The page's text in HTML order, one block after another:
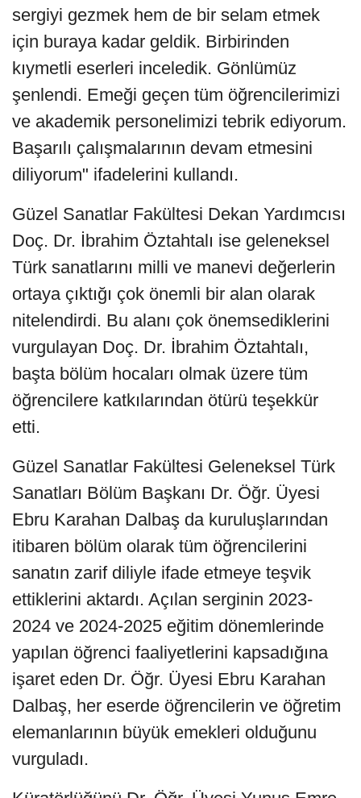
sergiyi gezmek hem de bir selam etmek
için buraya kadar geldik. Birbirinden
kıymetli eserleri inceledik. Gönlümüz
şenlendi. Emeği geçen tüm öğrencilerimizi
ve akademik personelimizi tebrik ediyorum.
Başarılı çalışmalarının devam etmesini
diliyorum" ifadelerini kullandı.
Güzel Sanatlar Fakültesi Dekan Yardımcısı
Doç. Dr. İbrahim Öztahtalı ise geleneksel
Türk sanatlarını milli ve manevi değerlerin
ortaya çıktığı çok önemli bir alan olarak
nitelendirdi. Bu alanı çok önemsediklerini
vurgulayan Doç. Dr. İbrahim Öztahtalı,
başta bölüm hocaları olmak üzere tüm
öğrencilere katkılarından ötürü teşekkür
etti.
Güzel Sanatlar Fakültesi Geleneksel Türk
Sanatları Bölüm Başkanı Dr. Öğr. Üyesi
Ebru Karahan Dalbaş da kuruluşlarından
itibaren bölüm olarak tüm öğrencilerini
sanatın zarif diliyle ifade etmeye teşvik
ettiklerini aktardı. Açılan serginin 2023-
2024 ve 2024-2025 eğitim dönemlerinde
yapılan öğrenci faaliyetlerini kapsadığına
işaret eden Dr. Öğr. Üyesi Ebru Karahan
Dalbaş, her eserde öğrencilerin ve öğretim
elemanlarının büyük emekleri olduğunu
vurguladı.